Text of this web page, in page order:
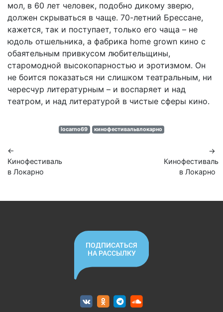
мол, в 60 лет человек, подобно дикому зверю,
должен скрываться в чаще. 70-летний Брессане,
кажется, так и поступает, только его чаща – не
юдоль отшельника, а фабрика home grown кино с
обаятельным привкусом любительщины,
старомодной высокопарностью и эротизмом. Он
не боится показаться ни слишком театральным, ни
чересчур литературным – и воспаряет и над
театром, и над литературой в чистые сферы кино.
locarno69 кинофестивальвлокарно
←
Кинофестиваль
в Локарно
→
Кинофестиваль
в Локарно
ПОДПИСАТЬСЯ
НА РАССЫЛКУ